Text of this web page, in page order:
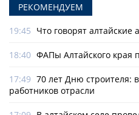
РЕКОМЕНДУЕМ
19:45 Что говорят алтайские
18:40 ФАПы Алтайского края
17:49 70 лет Дню строителя:
работников отрасли